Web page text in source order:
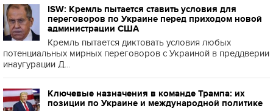
ISW: Кремль пытается ставить условия для
переговоров по Украине перед приходом новой
администрации США
Кремль пытается диктовать условия любых
потенциальных мирных переговоров с Украиной в преддверии
инаугурации Д...
Ключевые назначения в команде Трампа: их
позиции по Украине и международной политике